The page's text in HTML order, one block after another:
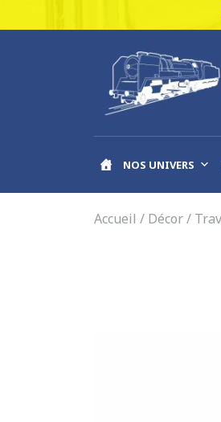
NOS UNIVERS
Accueil / Décor/